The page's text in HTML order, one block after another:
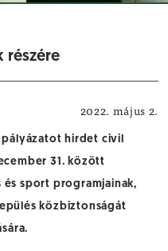
részére
2022. május 2.
pályázatot hirdet civil
31. között
sport programjainak,
közbiztonságát